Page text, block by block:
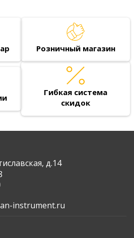
Розничный магазин
Гибкая система
скидок
д.14
instrument.ru